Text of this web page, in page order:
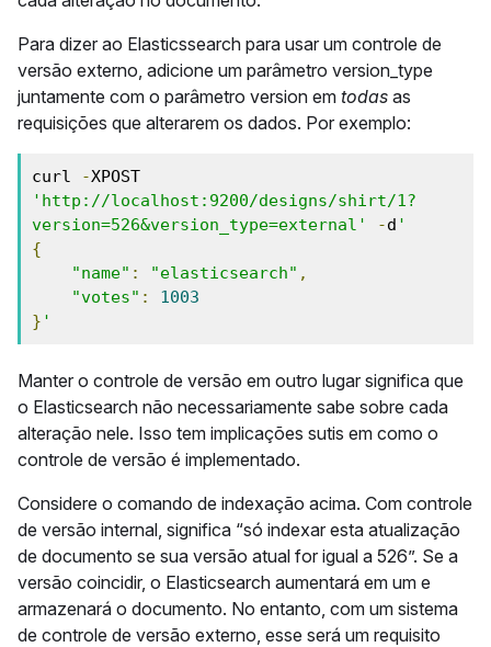
Para dizer ao Elasticssearch para usar um controle de
versão externo, adicione um parâmetro version_type
juntamente com o parâmetro version em todas as
requisições que alterarem os dados. Por exemplo:
curl -
'http://localhost:9200/designs/shirt/1?
version=526&version_type=external'
-d '
{
"name" : "elasticsearch" ,
"votes" :
1003
} '
Manter o controle de versão em outro lugar significa que
o Elasticsearch não necessariamente sabe sobre cada
alteração nele. Isso tem implicações sutis em como o
controle de versão é implementado.
Considere o comando de indexação acima. Com controle
de versão internal, significa “só indexar esta atualização
de documento se sua versão atual for igual a 526”. Se a
versão coincidir, o Elasticsearch aumentará em um e
armazenará o documento. No entanto, com um sistema
de controle de versão externo, esse será um requisito